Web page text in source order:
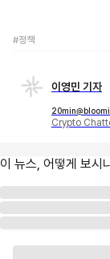
#정책
이영민 기자
Crypto
이 뉴스, 어떻게 보시